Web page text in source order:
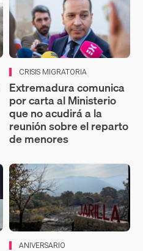
CRISIS MIGRATORIA
Extremadura comunica
por carta al Ministerio
que no acudirá a la
reunión sobre el reparto
de menores
ANIVERSARIO